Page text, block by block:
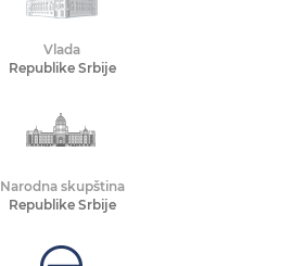
Vlada
Republike Srbije
Narodna skupština
Republike Srbije